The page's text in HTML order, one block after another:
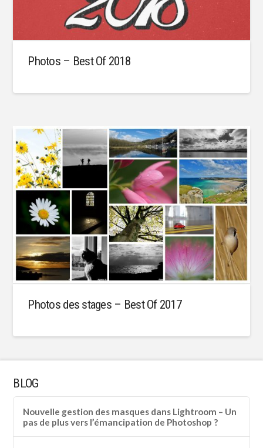
Photos – Best Of 2018
Photos des stages – Best Of 2017
BLOG
Nouvelle gestion des masques dans Lightroom – Un
pas de plus vers l’émancipation de Photoshop ?